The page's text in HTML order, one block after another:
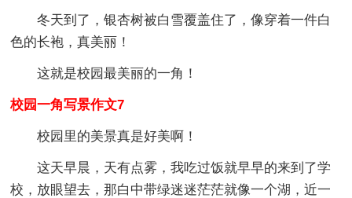
冬天到了，银杏树被白雪覆盖住了，像穿着一件白
色的长袍，真美丽！
这就是校园最美丽的一角！
校园一角写景作文7
校园里的美景真是好美啊！
这天早晨，天有点雾，我吃过饭就早早的来到了学
校，放眼望去，那白中带绿迷迷茫茫就像一个湖，近一